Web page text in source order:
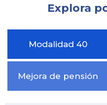
Explora
Modalidad 40
Mejora de pensión